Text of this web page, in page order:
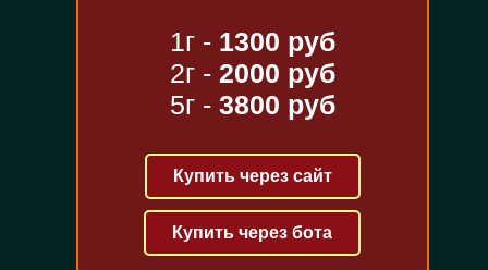
1г - 1300 руб
2г - 2000 руб
5г - 3800 руб
Купить через сайт
Купить через бота